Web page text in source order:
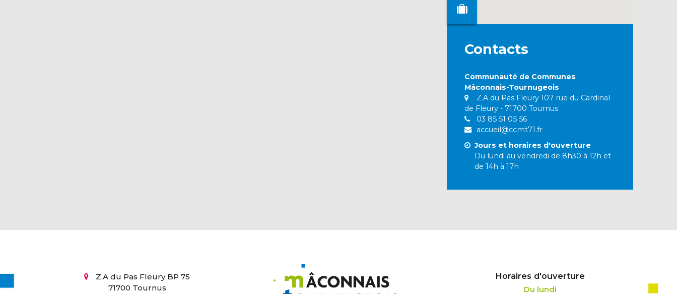
Contacts
Communauté de Communes
Mâconnais-Tournugeois
Z.A du Pas Fleury 107 rue du Cardinal
de Fleury - 71700 Tournus
03 85 51 05 56
accueil@ccmt71.fr
Jours et horaires d'ouverture
Du lundi au vendredi de 8h30 à 12h et
de 14h à 17h
Z.A du Pas Fleury BP 75
71700 Tournus
Horaires d'ouverture
Du lundi